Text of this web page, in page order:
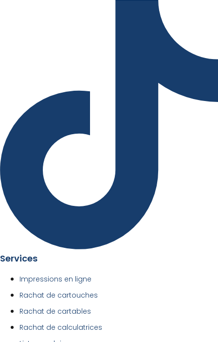
Services
Impressions en ligne
Rachat de cartouches
Rachat de cartables
Rachat de calculatrices